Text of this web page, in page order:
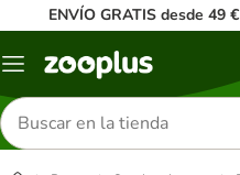
ENVÍO GRATIS desde 49
Menú
Buscar
productos